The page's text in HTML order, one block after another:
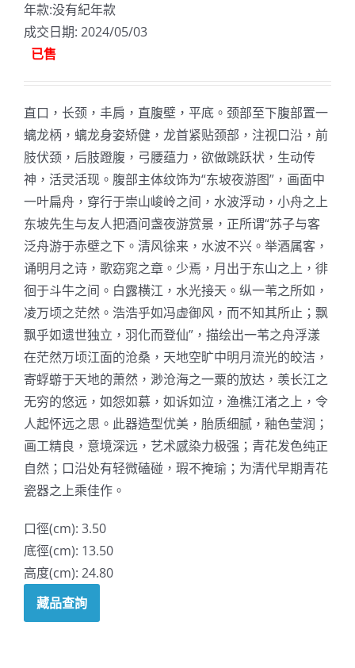
年款:没有紀年款
成交日期: 2024/05/03
已售
直口，长颈，丰肩，直腹壁，平底。颈部至下腹部置一
螭龙柄，螭龙身姿矫健，龙首紧贴颈部，注视口沿，前
肢伏颈，后肢蹬腹，弓腰蕴力，欲做跳跃状，生动传
神，活灵活现。腹部主体纹饰为“东坡夜游图”，画面中
一叶扁舟，穿行于崇山峻岭之间，水波浮动，小舟之上
东坡先生与友人把酒问盏夜游赏景，正所谓“苏子与客
泛舟游于赤壁之下。清风徐来，水波不兴。举酒属客，
诵明月之诗，歌窈窕之章。少焉，月出于东山之上，徘
徊于斗牛之间。白露横江，水光接天。纵一苇之所如，
凌万顷之茫然。浩浩乎如冯虚御风，而不知其所止；飘
飘乎如遗世独立，羽化而登仙”，描绘出一苇之舟浮漾
在茫然万顷江面的沧桑，天地空旷中明月流光的皎洁，
寄蜉蝣于天地的萧然，渺沧海之一粟的放达，羡长江之
无穷的悠远，如怨如慕，如诉如泣，渔樵江渚之上，令
人起怀远之思。此器造型优美，胎质细腻，釉色莹润；
画工精良，意境深远，艺术感染力极强；青花发色纯正
自然；口沿处有轻微磕碰，瑕不掩瑜；为清代早期青花
瓷器之上乘佳作。
口徑(cm): 3.50
底徑(cm): 13.50
高度(cm): 24.80
藏品查詢